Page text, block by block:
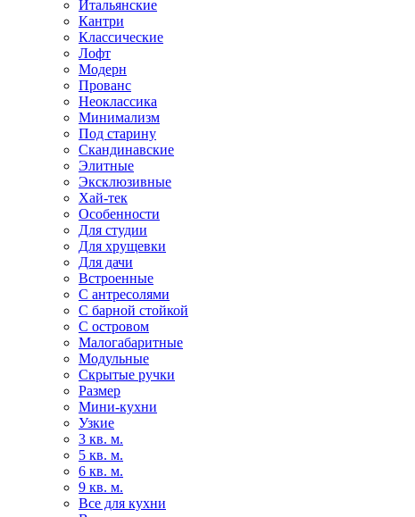
Итальянские
Кантри
Классические
Лофт
Модерн
Прованс
Неоклассика
Минимализм
Под старину
Скандинавские
Элитные
Эксклюзивные
Хай-тек
Особенности
Для студии
Для хрущевки
Для дачи
Встроенные
С антресолями
С барной стойкой
С островом
Малогабаритные
Модульные
Скрытые ручки
Размер
Мини-кухни
Узкие
3 кв. м.
5 кв. м.
6 кв. м.
9 кв. м.
Все для кухни